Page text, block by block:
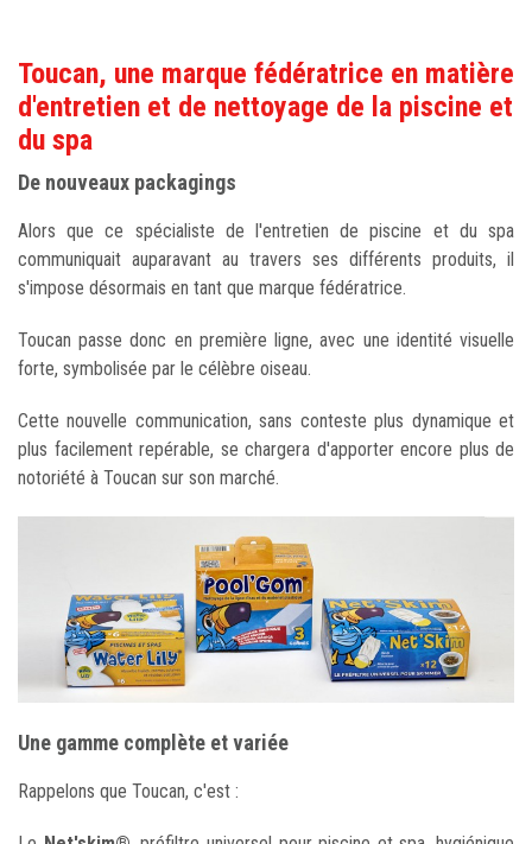
Toucan, une marque fédératrice en matière
d'entretien et de nettoyage de la piscine et
du spa
De nouveaux packagings
Alors que ce spécialiste de l'entretien de piscine et du spa
communiquait auparavant au travers ses différents produits, il
s'impose désormais en tant que marque fédératrice.
Toucan passe donc en première ligne, avec une identité visuelle
forte, symbolisée par le célèbre oiseau.
Cette nouvelle communication, sans conteste plus dynamique et
plus facilement repérable, se chargera d'apporter encore plus de
notoriété à Toucan sur son marché.
Une gamme complète et variée
Rappelons que Toucan, c'est :